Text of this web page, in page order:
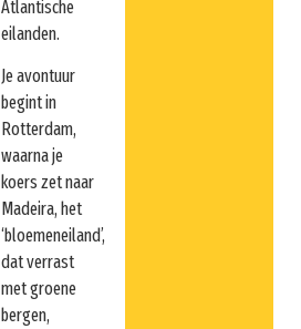
Atlantische
eilanden.
Je avontuur
begint in
Rotterdam,
waarna je
koers zet naar
Madeira, het
‘bloemeneiland’,
dat verrast
met groene
bergen,